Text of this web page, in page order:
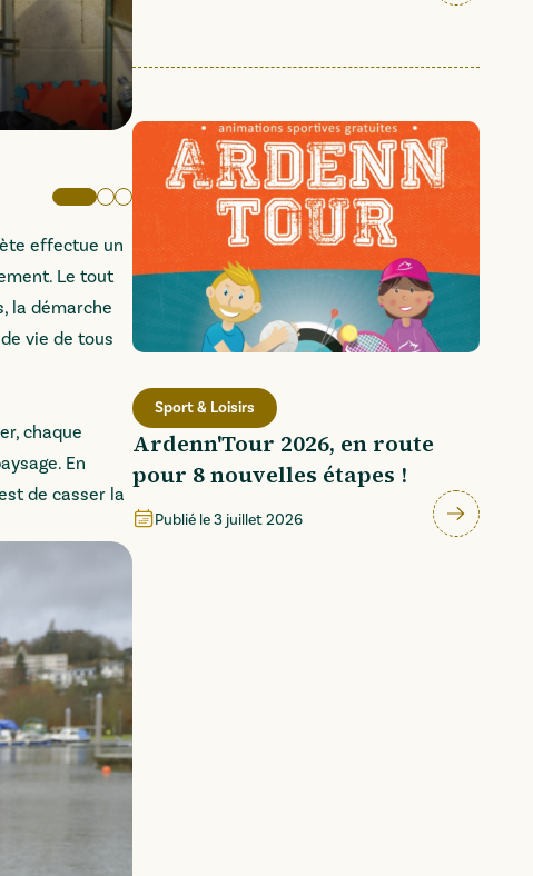
Image active
Aller à l'image 2
Aller à l'image 3
effectue un
Le tout
la démarche
vie de tous
chaque
En
de casser la
Sport & Loisirs
Ardenn'Tour 2026, en route
pour 8 nouvelles étapes !
Publié le3 juillet 2026